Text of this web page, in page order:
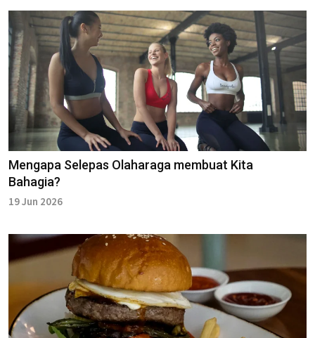
Mengapa Selepas Olaharaga membuat Kita
Bahagia?
19 Jun 2026